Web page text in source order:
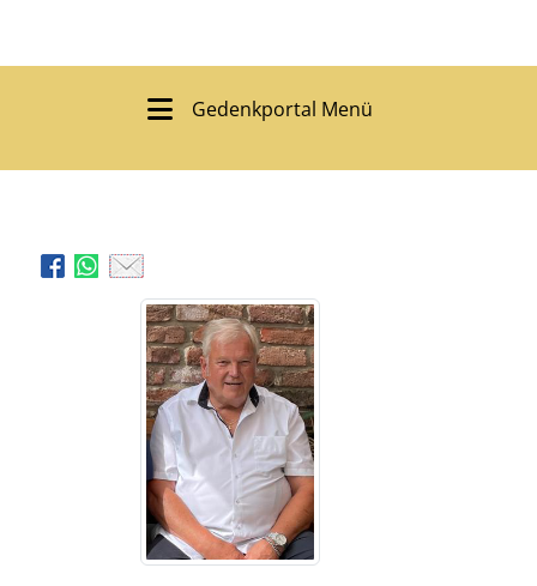
Gedenkportal Menü